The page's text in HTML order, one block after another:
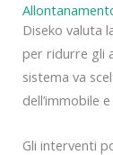
Diseko valuta
per ridurre gli
sistema va
dell’immobile
Gli interventi